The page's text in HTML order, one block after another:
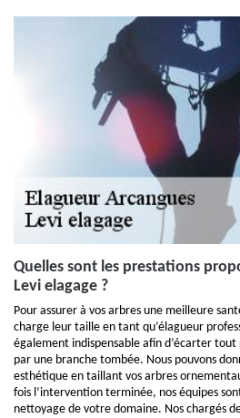
Quelles sont les prestations
Levi elagage ?
Pour assurer à vos arbres une meilleure
charge leur taille en tant qu’élagueur
également indispensable afin d’écarter tout
par une branche tombée. Nous pouvons
esthétique en taillant vos arbres
fois l’intervention terminée, nos équipes
nettoyage de votre domaine. Nos chargés